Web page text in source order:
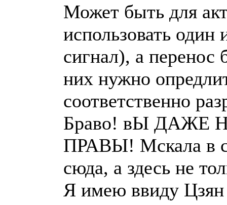
Может быть для
использовать один
сигнал), а перенос
них нужно
соответственно
Браво! вЫ ДАЖЕ
ПРАВЫ! Мскала в
сюда, а здесь не
Я имею ввиду Цзян